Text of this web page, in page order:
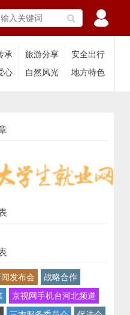
承 旅游分享
安全出行
心
自然风光 地方特色
闻发布会
战略合作
京视网手机台河北频道